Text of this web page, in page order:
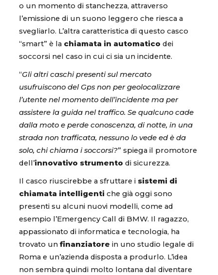
o un momento di stanchezza, attraverso
l’emissione di un suono leggero che riesca a
svegliarlo. L’altra caratteristica di questo casco
“smart” è la chiamata in automatico dei
soccorsi nel caso in cui ci sia un incidente.
“Gli altri caschi presenti sul mercato
usufruiscono del Gps non per geolocalizzare
l’utente nel momento dell’incidente ma per
assistere la guida nel traffico. Se qualcuno cade
dalla moto e perde conoscenza, di notte, in una
strada non trafficata, nessuno lo vede ed è da
solo, chi chiama i soccorsi?” spiega il promotore
dell’innovativo strumento di sicurezza.
Il casco riuscirebbe a sfruttare i sistemi di
chiamata intelligenti che già oggi sono
presenti su alcuni nuovi modelli, come ad
esempio l’Emergency Call di BMW. Il ragazzo,
appassionato di informatica e tecnologia, ha
trovato un finanziatore in uno studio legale di
Roma e un’azienda disposta a produrlo. L’idea
non sembra quindi molto lontana dal diventare